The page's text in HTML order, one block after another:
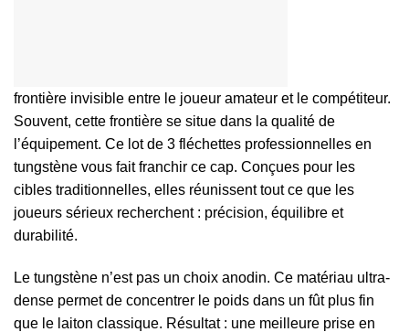
frontière invisible entre le joueur amateur et le compétiteur.
Souvent, cette frontière se situe dans la qualité de
l’équipement. Ce lot de 3 fléchettes professionnelles en
tungstène vous fait franchir ce cap. Conçues pour les
cibles traditionnelles, elles réunissent tout ce que les
joueurs sérieux recherchent : précision, équilibre et
durabilité.
Le tungstène n’est pas un choix anodin. Ce matériau ultra-
dense permet de concentrer le poids dans un fût plus fin
que le laiton classique. Résultat : une meilleure prise en